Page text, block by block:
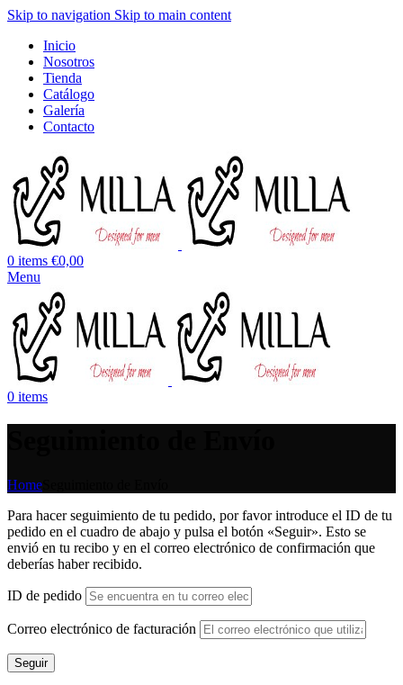
Skip to navigation Skip to main content
Inicio
Nosotros
Tienda
Catálogo
Galería
Contacto
0 items €0,00
Menu
0 items
Home
Para hacer seguimiento de tu pedido, por favor introduce el ID de tu
pedido en el cuadro de abajo y pulsa el botón «Seguir». Esto se
envió en tu recibo y en el correo electrónico de confirmación que
deberías haber recibido.
ID de pedido
Correo electrónico de facturación
Seguir